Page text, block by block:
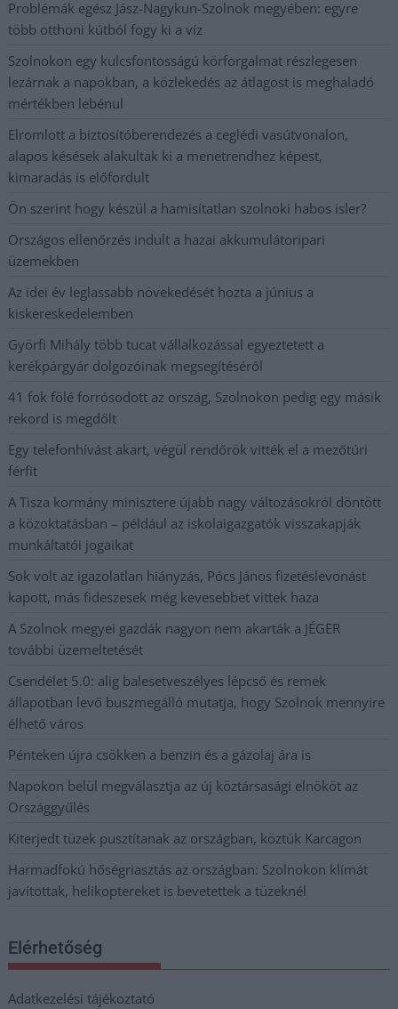
Problémák egész Jász-Nagykun-Szolnok megyében: egyre
több otthoni kútból fogy ki a víz
Szolnokon egy kulcsfontosságú körforgalmat részlegesen
lezárnak a napokban, a közlekedés az átlagost is meghaladó
mértékben lebénul
Elromlott a biztosítóberendezés a ceglédi vasútvonalon,
alapos késések alakultak ki a menetrendhez képest,
kimaradás is előfordult
Ön szerint hogy készül a hamisítatlan szolnoki habos isler?
Országos ellenőrzés indult a hazai akkumulátoripari
üzemekben
Az idei év leglassabb növekedését hozta a június a
kiskereskedelemben
Györfi Mihály több tucat vállalkozással egyeztetett a
kerékpárgyár dolgozóinak megsegítéséről
41 fok fölé forrósodott az ország, Szolnokon pedig egy másik
rekord is megdőlt
Egy telefonhívást akart, végül rendőrök vitték el a mezőtúri
férfit
A Tisza kormány minisztere újabb nagy változásokról döntött
a közoktatásban – például az iskolaigazgatók visszakapják
munkáltatói jogaikat
Sok volt az igazolatlan hiányzás, Pócs János fizetéslevonást
kapott, más fideszesek még kevesebbet vittek haza
A Szolnok megyei gazdák nagyon nem akarták a JÉGER
további üzemeltetését
Csendélet 5.0: alig balesetveszélyes lépcső és remek
állapotban levő buszmegálló mutatja, hogy Szolnok mennyire
élhető város
Pénteken újra csökken a benzin és a gázolaj ára is
Napokon belül megválasztja az új köztársasági elnököt az
Országgyűlés
Kiterjedt tüzek pusztítanak az országban, köztük Karcagon
Harmadfokú hőségriasztás az országban: Szolnokon klímát
javítottak, helikoptereket is bevetettek a tüzeknél
Elérhetőség
Adatkezelési tájékoztató